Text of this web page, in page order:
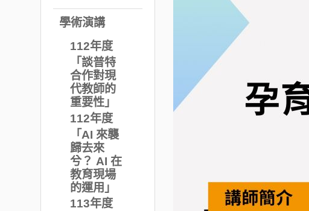
學術演講
112年度
「談普特
合作對現
代教師的
重要性」
112年度
「AI 來襲
歸去來
兮？ AI 在
教育現場
的運用」
113年度